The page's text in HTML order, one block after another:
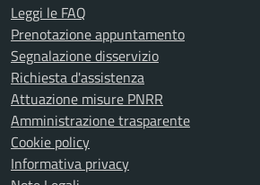
Leggi le FAQ
Prenotazione appuntamento
Segnalazione disservizio
Richiesta d'assistenza
Attuazione misure PNRR
Amministrazione trasparente
Cookie policy
Informativa privacy